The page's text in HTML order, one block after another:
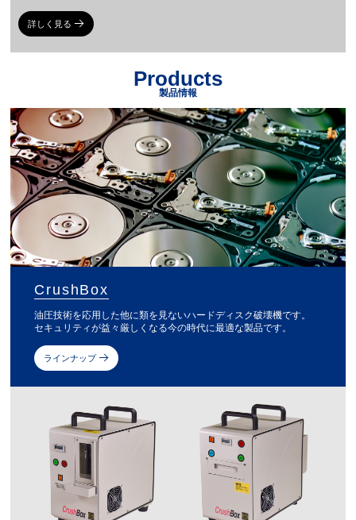
詳しく見る
Products
製品情報
CrushBox
油圧技術を応用した他に類を見ないハードディスク破壊機です。
セキュリティが益々厳しくなる今の時代に最適な製品です。
ラインナップ